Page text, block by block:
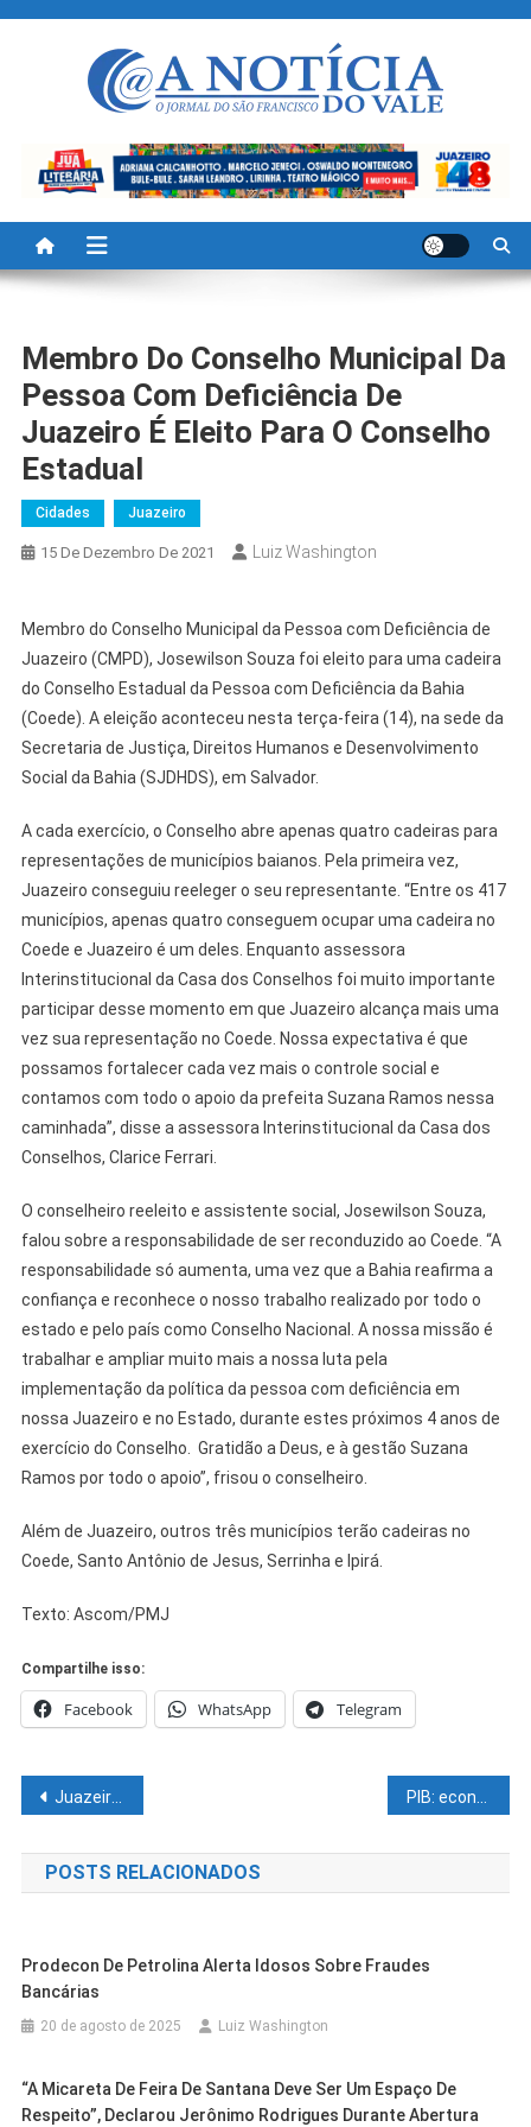
A Noticia Do Vale
Membro Do Conselho Municipal Da
Pessoa Com Deficiência De
Juazeiro É Eleito Para O Conselho
Estadual
Cidades Juazeiro
15 De Dezembro De 2021 Luiz Washington
Membro do Conselho Municipal da Pessoa com Deficiência de
Juazeiro (CMPD), Josewilson Souza foi eleito para uma cadeira
do Conselho Estadual da Pessoa com Deficiência da Bahia
(Coede). A eleição aconteceu nesta terça-feira (14), na sede da
Secretaria de Justiça, Direitos Humanos e Desenvolvimento
Social da Bahia (SJDHDS), em Salvador.
A cada exercício, o Conselho abre apenas quatro cadeiras para
representações de municípios baianos. Pela primeira vez,
Juazeiro conseguiu reeleger o seu representante. “Entre os 417
municípios, apenas quatro conseguem ocupar uma cadeira no
Coede e Juazeiro é um deles. Enquanto assessora
Interinstitucional da Casa dos Conselhos foi muito importante
participar desse momento em que Juazeiro alcança mais uma
vez sua representação no Coede. Nossa expectativa é que
possamos fortalecer cada vez mais o controle social e
contamos com todo o apoio da prefeita Suzana Ramos nessa
caminhada”, disse a assessora Interinstitucional da Casa dos
Conselhos, Clarice Ferrari.
O conselheiro reeleito e assistente social, Josewilson Souza,
falou sobre a responsabilidade de ser reconduzido ao Coede. “A
responsabilidade só aumenta, uma vez que a Bahia reafirma a
confiança e reconhece o nosso trabalho realizado por todo o
estado e pelo país como Conselho Nacional. A nossa missão é
trabalhar e ampliar muito mais a nossa luta pela
implementação da política da pessoa com deficiência em
nossa Juazeiro e no Estado, durante estes próximos 4 anos de
exercício do Conselho. Gratidão a Deus, e à gestão Suzana
Ramos por todo o apoio”, frisou o conselheiro.
Além de Juazeiro, outros três municípios terão cadeiras no
Coede, Santo Antônio de Jesus, Serrinha e Ipirá.
Texto: Ascom/PMJ
Compartilhe isso:
Facebook WhatsApp Telegram
Navegação
de
Post
Juazeiro realiza 4ª Conferência Municipal de Educação PIB: economia do país deve crescer 1,2% em 2022, enquanto 2021 fecha com crescimento de 4,7%, estima a CNI
POSTS RELACIONADOS
Prodecon De Petrolina Alerta Idosos Sobre Fraudes
Bancárias
20 de agosto de 2025 Luiz Washington
“A Micareta De Feira De Santana Deve Ser Um Espaço De
Respeito”, Declarou Jerônimo Rodrigues Durante Abertura